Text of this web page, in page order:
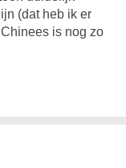
(dat heb ik er
is nog zo